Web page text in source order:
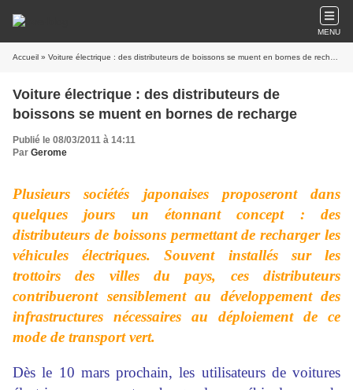
MENU
Accueil » Voiture électrique : des distributeurs de boissons se muent en bornes de recharge
Voiture électrique : des distributeurs de
boissons se muent en bornes de recharge
Publié le 08/03/2011 à 14:11
Par Gerome
Plusieurs sociétés japonaises proposeront dans
quelques jours un étonnant concept : des
distributeurs de boissons permettant de recharger les
véhicules électriques. Souvent installés sur les
trottoirs des villes du pays, ces distributeurs
contribueront sensiblement au développement des
infrastructures nécessaires au déploiement de ce
mode de transport vert.
Dès le 10 mars prochain, les utilisateurs de voitures